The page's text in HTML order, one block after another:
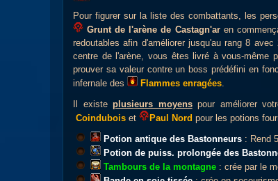
Pour figurer sur la liste des combattants, les
Grunt de l'arène de Castagn'aren
redoutables afin d'améliorer jusqu'au rang 8
centre de l'arène, vous êtes livré à vous-même
prouver sa valeur contre un boss prédéfini en
infernale des
Flammes enragées
Il existeplusieurs moyenspour améliorer
Coindubois et Paul Nord pour les potions
Potion antique des Bastonneurs : Rend
Potion de puiss. prolongée des
Tambours de la montagne : crée par le